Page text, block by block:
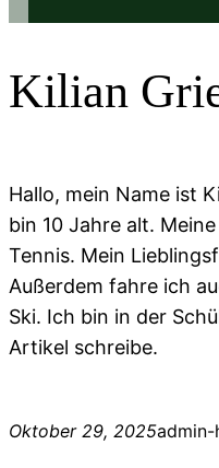
Kilian
Hallo, mein Name ist
bin 10 Jahre alt.
Tennis. Mein
Außerdem fahre ich
Ski. Ich bin in der
Artikel schreibe.
Oktober 29, 2025admin-